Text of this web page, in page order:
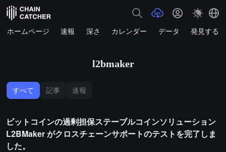
ホームページ 速報 深さ カレンダー データ 発見する
l2bmaker
すべて 記事 速報
ビットコインの過剰担保ステーブルコインソリューション
L2BMaker がクロスチェーンサポートのテストを完了しま
した。